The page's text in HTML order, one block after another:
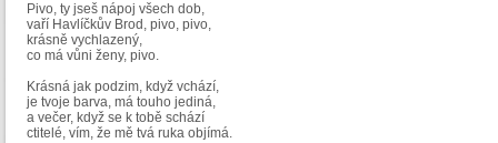
Pivo, ty jseš nápoj všech dob,
vaří Havlíčkův Brod, pivo, pivo,
krásně vychlazený,
co má vůni ženy, pivo.
Krásná jak podzim, když vchází,
je tvoje barva, má touho jediná,
a večer, když se k tobě schází
ctitelé, vím, že mě tvá ruka objímá.